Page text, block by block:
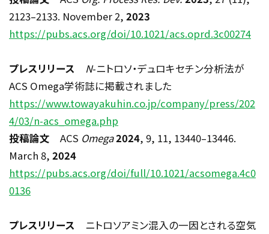
2123–2133. November 2, 2023
https://pubs.acs.org/doi/10.1021/acs.oprd.3c00274
プレスリリース N-ニトロソ・デュロキセチン分析法が
ACS Omega学術誌に掲載されました
https://www.towayakuhin.co.jp/company/press/202
4/03/n-acs_omega.php
投稿論文
ACS Omega2024, 9, 11, 13440–13446.
March 8, 2024
https://pubs.acs.org/doi/full/10.1021/acsomega.4c0
0136
プレスリリース ニトロソアミン混入の一因とされる空気